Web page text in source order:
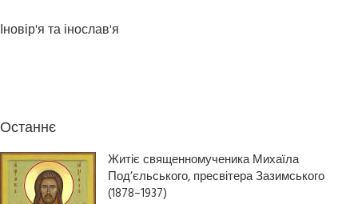
Іновір'я та інослав'я
Останнє
Житіє священномученика Михаїла
Под’єльського, пресвітера Зазимського
(1878–1937)